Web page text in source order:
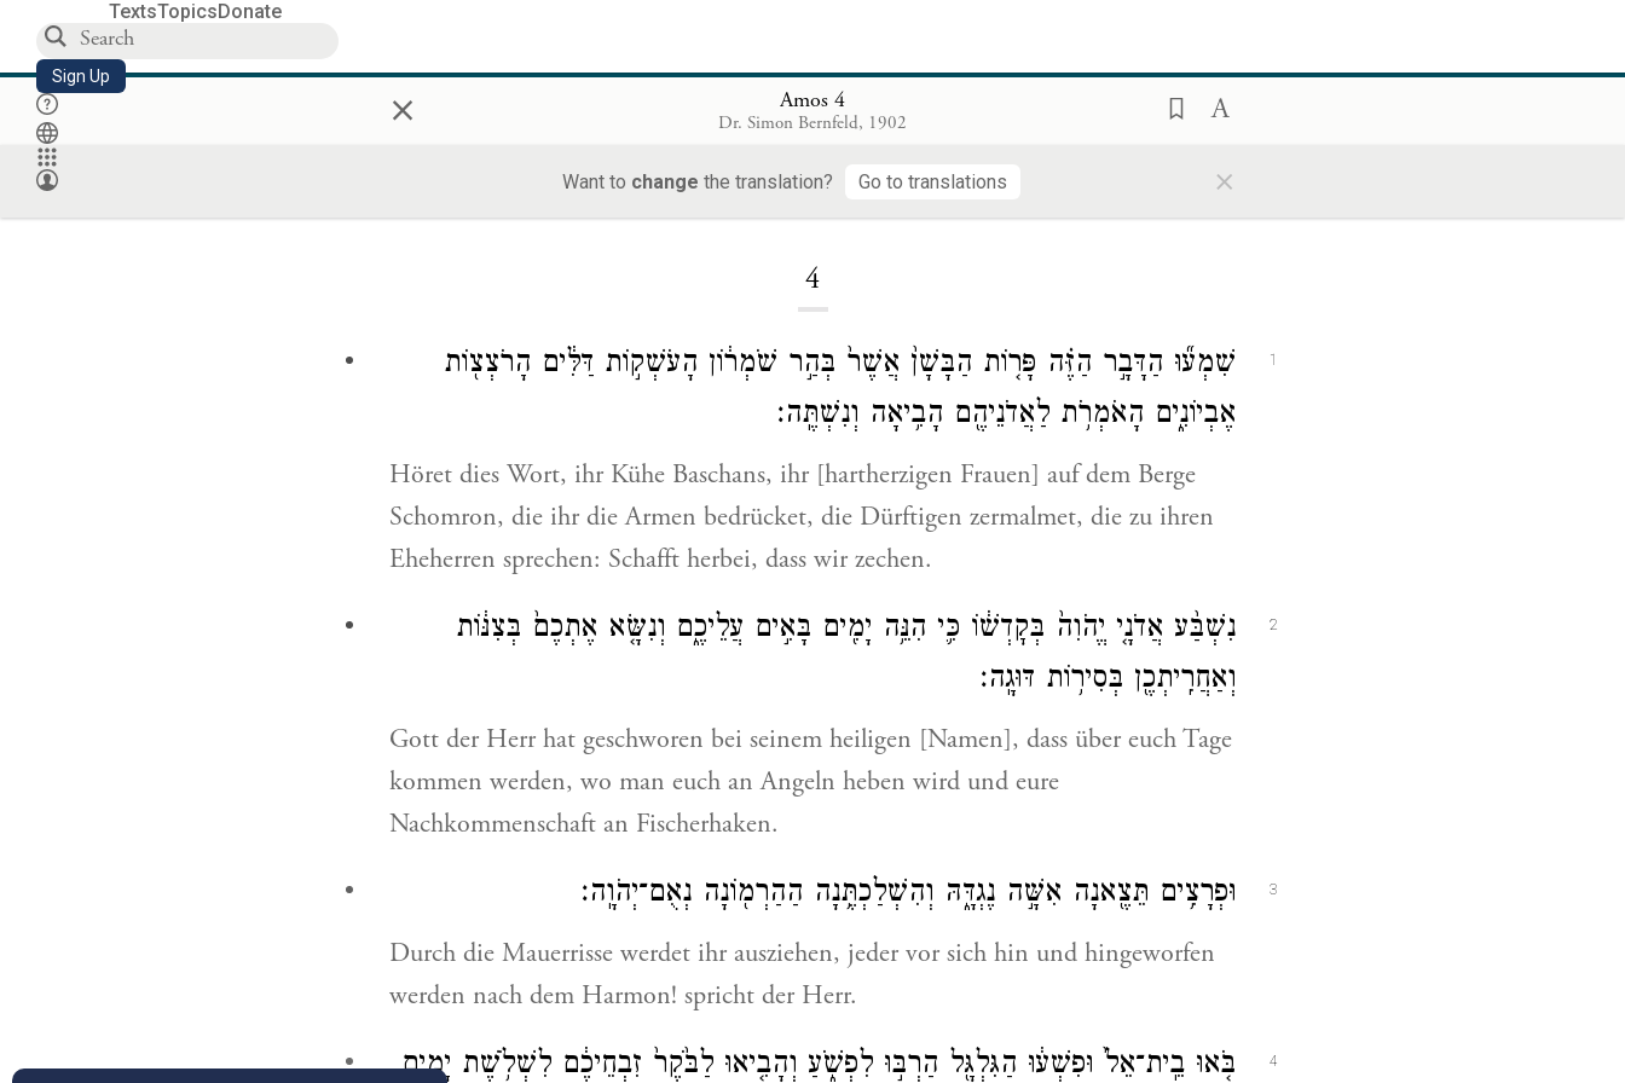
TextsTopicsDonate
Sign Up × Amos 4
Dr. Simon Bernfeld, 1902
Want to change the translation? Go to translations ×
4
1
שִׁמְע֞וּ הַדָּבָ֣ר הַזֶּ֗ה פָּר֤וֹת הַבָּשָׁן֙ אֲשֶׁר֙ בְּהַ֣ר שֹׁמְר֔וֹן הָעֹשְׁק֣וֹת דַּלִּ֔ים הָרֹצְצ֖וֹת
אֶבְיוֹנִ֑ים הָאֹמְרֹ֥ת לַאֲדֹנֵיהֶ֖ם הָבִ֥יאָה וְנִשְׁתֶּֽה׃
Höret dies Wort, ihr Kühe Baschans, ihr [hartherzigen Frauen] auf dem Berge
Schomron, die ihr die Armen bedrücket, die Dürftigen zermalmet, die zu ihren
Eheherren sprechen: Schafft herbei, dass wir zechen.
2
נִשְׁבַּ֨ע אֲדֹנָ֤י יֱהֹוִה֙ בְּקׇדְשׁ֔וֹ כִּ֛י הִנֵּ֥ה יָמִ֖ים בָּאִ֣ים עֲלֵיכֶ֑ם וְנִשָּׂ֤א אֶתְכֶם֙ בְּצִנּ֔וֹת
וְאַחֲרִֽיתְכֶ֖ן בְּסִיר֥וֹת דּוּגָֽה׃
Gott der Herr hat geschworen bei seinem heiligen [Namen], dass über euch Tage
kommen werden, wo man euch an Angeln heben wird und eure
Nachkommenschaft an Fischerhaken.
3 וּפְרָצִ֥ים תֵּצֶ֖אנָה אִשָּׁ֣ה נֶגְדָּ֑הּ וְהִשְׁלַכְתֶּ֥נָה הַהַרְמ֖וֹנָה נְאֻם־יְהֹוָֽה׃
Durch die Mauerrisse werdet ihr ausziehen, jeder vor sich hin und hingeworfen
werden nach dem Harmon! spricht der Herr.
4 בֹּ֤אוּ בֵֽית־אֵל֙ וּפִשְׁע֔וּ הַגִּלְגָּ֖ל הַרְבּ֣וּ לִפְשֹׁ֑עַ וְהָבִ֤יאוּ לַבֹּ֙קֶר֙ זִבְחֵיכֶ֔ם לִשְׁלֹ֥שֶׁת יָמִ֖ים